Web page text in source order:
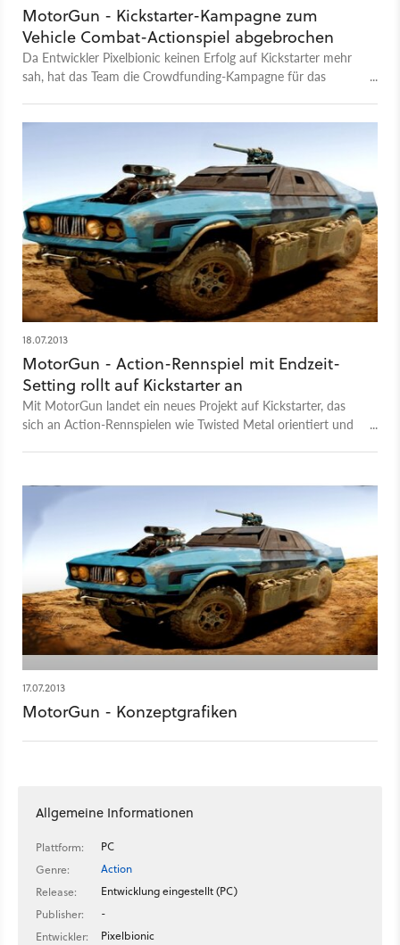
MotorGun - Kickstarter-Kampagne zum
Vehicle Combat-Actionspiel abgebrochen
Da Entwickler Pixelbionic keinen Erfolg auf Kickstarter mehr
sah, hat das Team die Crowdfunding-Kampagne für das
18.07.2013
MotorGun - Action-Rennspiel mit Endzeit-
Setting rollt auf Kickstarter an
Mit MotorGun landet ein neues Projekt auf Kickstarter, das
sich an Action-Rennspielen wie Twisted Metal orientiert und
17.07.2013
MotorGun - Konzeptgrafiken
Allgemeine Informationen
Plattform:
PC
Genre:
Action
Release:
Entwicklung eingestellt (PC)
Publisher:
-
Entwickler:
Pixelbionic